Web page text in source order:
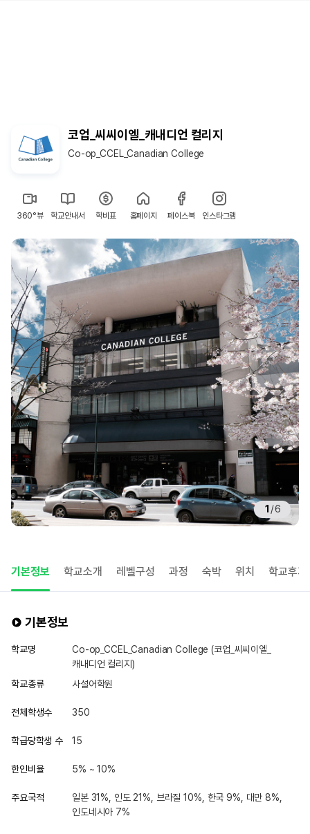
코업_씨씨이엘_캐내디언 컬리지
Co-op_CCEL_Canadian College
360°뷰 학교안내서 학비표 홈페이지 페이스북 인스타그램
1 /6
기본정보 학교소개 레벨구성 과정 숙박 위치 학교후기
기본정보
학교명
Co-op_CCEL_Canadian College (코업_씨씨이엘_
캐내디언 컬리지)
학교종류
사설어학원
전체학생수 350
학급당학생 수 15
한인비율 5% ~ 10%
주요국적
일본 31%, 인도 21%, 브라질 10%, 한국 9%, 대만 8%,
인도네시아 7%